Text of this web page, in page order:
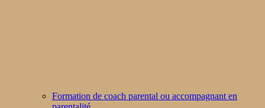
Formation de coach parental ou accompagnant en